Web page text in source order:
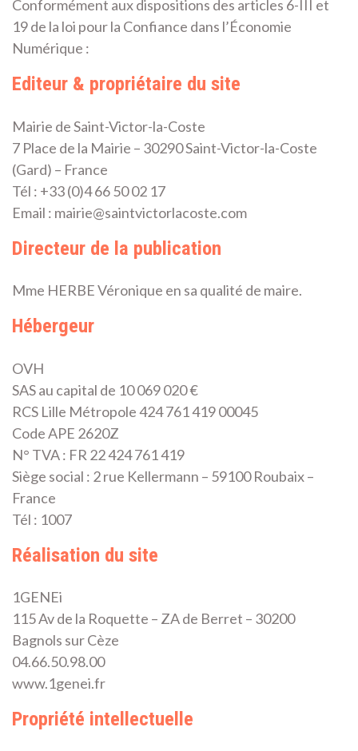
Conformément aux dispositions des articles 6-III et
19 de la loi pour la Confiance dans l’Économie
Numérique :
Editeur & propriétaire du site
Mairie de Saint-Victor-la-Coste
7 Place de la Mairie – 30290 Saint-Victor-la-Coste
(Gard) – France
Tél : +33 (0)4 66 50 02 17
Email : mairie@saintvictorlacoste.com
Directeur de la publication
Mme HERBE Véronique en sa qualité de maire.
Hébergeur
OVH
SAS au capital de 10 069 020 €
RCS Lille Métropole 424 761 419 00045
Code APE 2620Z
N° TVA : FR 22 424 761 419
Siège social : 2 rue Kellermann – 59100 Roubaix –
France
Tél : 1007
Réalisation du site
1GENEi
115 Av de la Roquette – ZA de Berret – 30200
Bagnols sur Cèze
04.66.50.98.00
www.1genei.fr
Propriété intellectuelle